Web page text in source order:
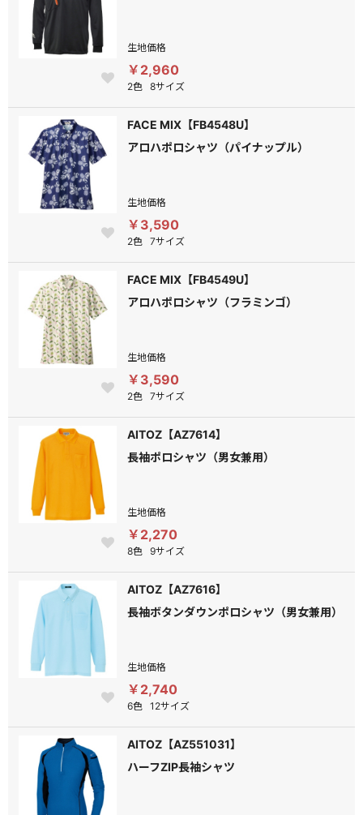
生地価格
￥2,960
2色 8サイズ
FACE MIX【FB4548U】
アロハポロシャツ（パイナップル）
生地価格
￥3,590
2色 7サイズ
FACE MIX【FB4549U】
アロハポロシャツ（フラミンゴ）
生地価格
￥3,590
2色 7サイズ
AITOZ【AZ7614】
長袖ポロシャツ（男女兼用）
生地価格
￥2,270
8色 9サイズ
AITOZ【AZ7616】
長袖ボタンダウンポロシャツ（男女兼用）
生地価格
￥2,740
6色 12サイズ
AITOZ【AZ551031】
ハーフZIP長袖シャツ